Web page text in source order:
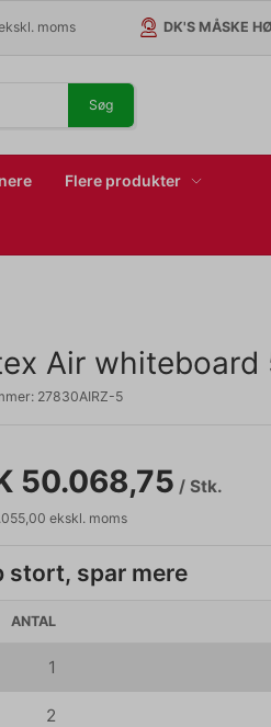
moms DK'S MÅSKE
Søg
Flere produkter
Air
27830AIRZ-5
50.068,75 / Stk.
ekskl. moms
stort, spar mere
ANTAL
1
2